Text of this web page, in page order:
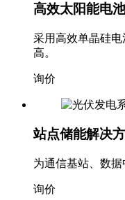
高效太阳能电
采用高效单晶硅
高。
询价
站点储能解决
为通信基站、数据
询价